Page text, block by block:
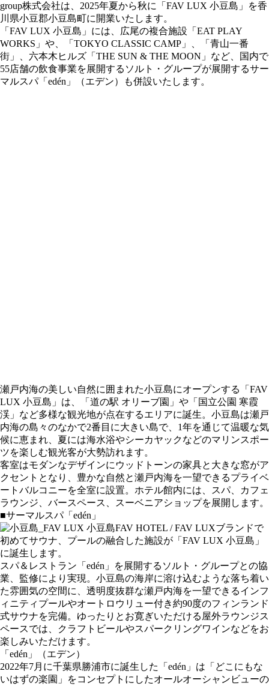
group株式会社は、2025年夏から秋に「FAV LUX 小豆島」を香
川県小豆郡小豆島町に開業いたします。
「FAV LUX 小豆島」には、広尾の複合施設「EAT PLAY
WORKS」や、「TOKYO CLASSIC CAMP」、「青山一番
街」、六本⽊ヒルズ「THE SUN & THE MOON」など、国内で
55店舗の飲食事業を展開するソルト・グループが展開するサー
マルスパ「edén」（エデン）も併設いたします。
瀬戸内海の美しい自然に囲まれた小豆島にオープンする「FAV
LUX 小豆島」は、「道の駅 オリーブ園」や「国立公園 寒霞
渓」など多様な観光地が点在するエリアに誕生。小豆島は瀬戸
内海の島々のなかで2番目に大きい島で、1年を通じて温暖な気
候に恵まれ、夏には海水浴やシーカヤックなどのマリンスポー
ツを楽しむ観光客が大勢訪れます。
客室はモダンなデザインにウッドトーンの家具と大きな窓がア
クセントとなり、豊かな自然と瀬戸内海を一望できるプライベ
ートバルコニーを全室に設置。ホテル館内には、スパ、カフェ
ラウンジ、バースペース、スーベニアショップを展開します。
■サーマルスパ「edén」
FAV HOTEL / FAV LUXブランドで
初めてサウナ、プールの融合した施設が「FAV LUX 小豆島」
に誕生します。
スパ＆レストラン「edén」を展開するソルト・グループとの協
業、監修により実現。小豆島の海岸に溶け込むような落ち着い
た雰囲気の空間に、透明度抜群な瀬戸内海を一望できるインフ
ィニティプールやオートロウリュー付き約90度のフィンランド
式サウナを完備。ゆったりとお寛ぎいただける屋外ラウンジス
ペースでは、クラフトビールやスパークリングワインなどをお
楽しみいただけます。
「edén」（エデン）
2022年7月に千葉県勝浦市に誕生した「edén」は「どこにもな
いはずの楽園」をコンセプトにしたオールオーシャンビューの